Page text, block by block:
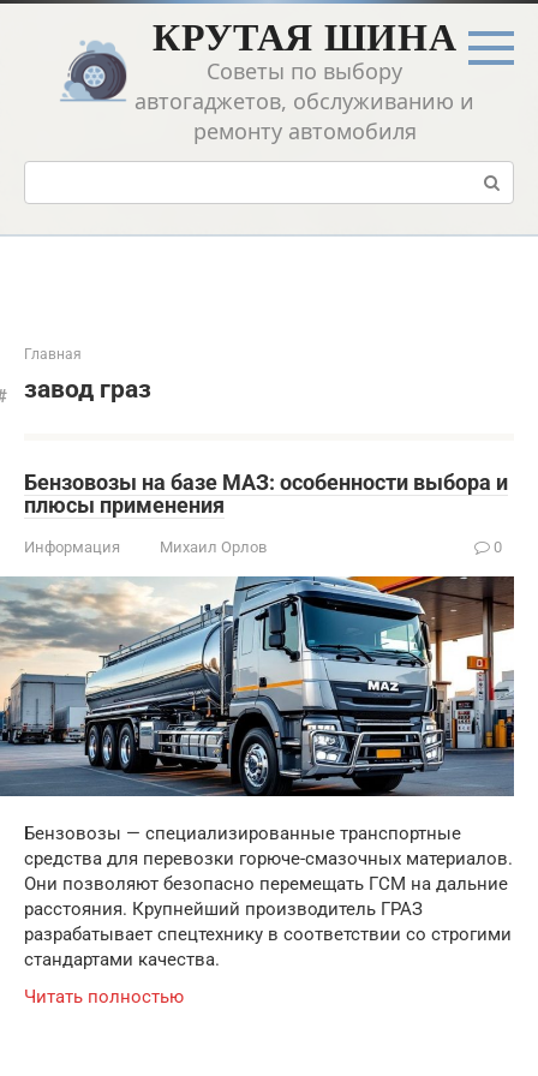
Перейти
контенту
КРУТАЯ ШИНА
Советы по выбору
автогаджетов, обслуживанию и
ремонту автомобиля
Поиск:
Главная
завод граз
Бензовозы на базе МАЗ: особенности выбора и
плюсы применения
Информация Михаил Орлов 0
Бензовозы — специализированные транспортные
средства для перевозки горюче-смазочных материалов.
Они позволяют безопасно перемещать ГСМ на дальние
расстояния. Крупнейший производитель ГРАЗ
разрабатывает спецтехнику в соответствии со строгими
стандартами качества.
Читать полностью